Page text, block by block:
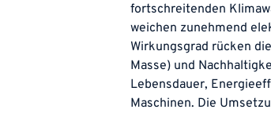
fortschreitenden
weichen zunehmend
Wirkungsgrad rücken
Masse) und
Lebensdauer,
Maschinen. Die